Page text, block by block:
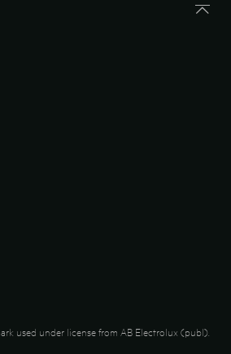
used under license from AB Electrolux (publ).